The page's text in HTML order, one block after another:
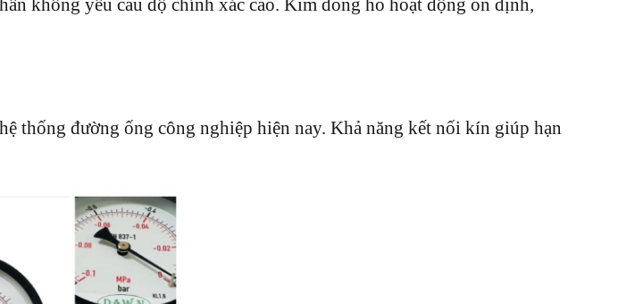
không yêu cầu độ chính xác cao. Kim đồng hồ hoạt động ổn định,
thống đường ống công nghiệp hiện nay. Khả năng kết nối kín giúp hạn